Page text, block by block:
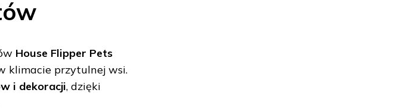
House Flipper Pets
klimacie przytulnej wsi.
i dekoracji, dzięki